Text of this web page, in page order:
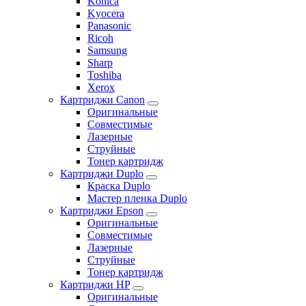
Kyocera
Panasonic
Ricoh
Samsung
Sharp
Toshiba
Xerox
Картриджи Canon
Оригинальные
Совместимые
Лазерные
Струйные
Тонер картридж
Картриджи Duplo
Краска Duplo
Мастер пленка Duplo
Картриджи Epson
Оригинальные
Совместимые
Лазерные
Струйные
Тонер картридж
Картриджи HP
Оригинальные